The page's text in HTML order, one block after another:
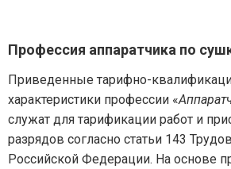
Профессия аппаратчика по
Приведенные тарифно-
характеристики профессии «
служат для тарификации работ и
разрядов согласно статьи 143
Российской Федерации. На основе